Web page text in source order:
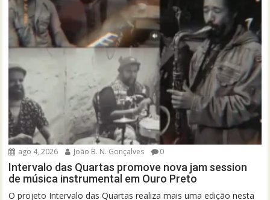
ago 4, 2026 João B. N. Gonçalves 0
Intervalo das Quartas promove nova jam session
de música instrumental em Ouro Preto
O projeto Intervalo das Quartas realiza mais uma edição nesta